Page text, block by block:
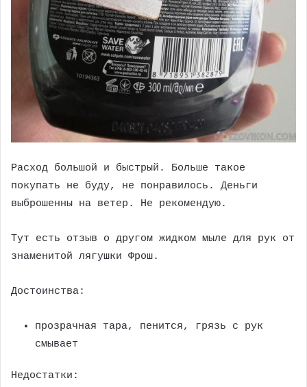
Расход большой и быстрый. Больше такое
покупать не буду, не понравилось. Деньги
выброшенны на ветер. Не рекомендую.
Тут есть отзыв о другом жидком мыле для рук от
знаменитой лягушки Фрош.
Достоинства:
прозрачная тара, пенится, грязь с рук
смывает
Недостатки: